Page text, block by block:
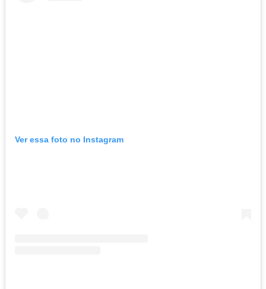
Ver essa foto no Instagram